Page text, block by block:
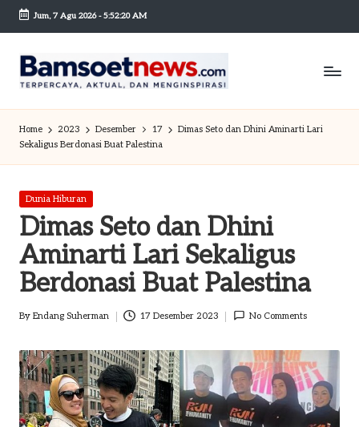
Skip
content
Jum, 7 Agu 2026-5:52:21 AM
B
a
m
s
o
et
n
e
w
sc
o
m
Mobilitas
Home 2023 Desember 17
Dimas Seto dan Dhini Aminarti Lari
Sekaligus Berdonasi Buat Palestina
Posted
in
Dunia Hiburan
Dimas Seto dan Dhini
Aminarti Lari Sekaligus
Berdonasi Buat Palestina
Posted
By Endang Suherman 17 Desember 2023 No Comments